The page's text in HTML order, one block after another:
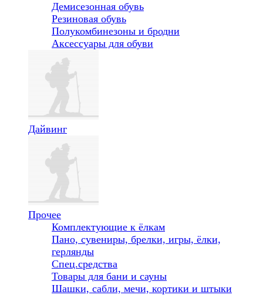
Демисезонная обувь
Резиновая обувь
Полукомбинезоны и бродни
Аксессуары для обуви
Дайвинг
Прочее
Комплектующие к ёлкам
Пано, сувениры, брелки, игры, ёлки,
герлянды
Спец.средства
Товары для бани и сауны
Шашки, сабли, мечи, кортики и штыки